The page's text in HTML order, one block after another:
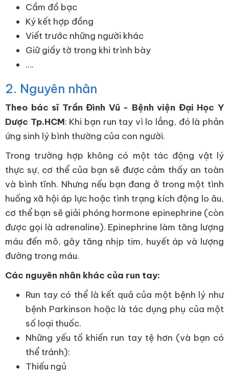
Cầm đồ bạc
Ký kết hợp đồng
Viết trước những người khác
Giữ giấy tờ trong khi trình bày
….
2. Nguyên nhân
Theo bác sĩ Trần Đình Vũ - Bệnh viện Đại Học Y
Dược Tp.HCM: Khi bạn run tay vì lo lắng, đó là phản
ứng sinh lý bình thường của con người.
Trong trường hợp không có một tác động vật lý
thực sự, cơ thể của bạn sẽ được cảm thấy an toàn
và bình tĩnh. Nhưng nếu bạn đang ở trong một tình
huống xã hội áp lực hoặc tình trạng kích động lo âu,
cơ thể bạn sẽ giải phóng hormone epinephrine (còn
được gọi là adrenaline). Epinephrine làm tăng lượng
máu đến mô, gây tăng nhịp tim, huyết áp và lượng
đường trong máu.
Các nguyên nhân khác của run tay:
Run tay có thể là kết quả của một bệnh lý như
bệnh Parkinson hoặc là tác dụng phụ của một
số loại thuốc.
Những yếu tố khiến run tay tệ hơn (và bạn có
thể tránh):
Thiếu ngủ